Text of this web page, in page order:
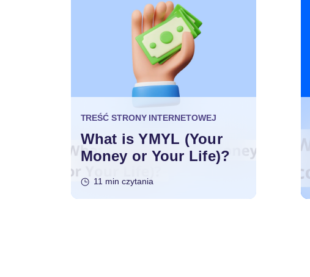
TREŚĆ STRONY INTERNETOWEJ
What is YMYL (Your
Money or Your Life)?
11 min czytania